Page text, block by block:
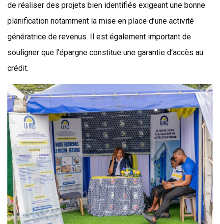
de réaliser des projets bien identifiés exigeant une bonne
planification notamment la mise en place d’une activité
génératrice de revenus. Il est également important de
souligner que l’épargne constitue une garantie d’accès au
crédit.